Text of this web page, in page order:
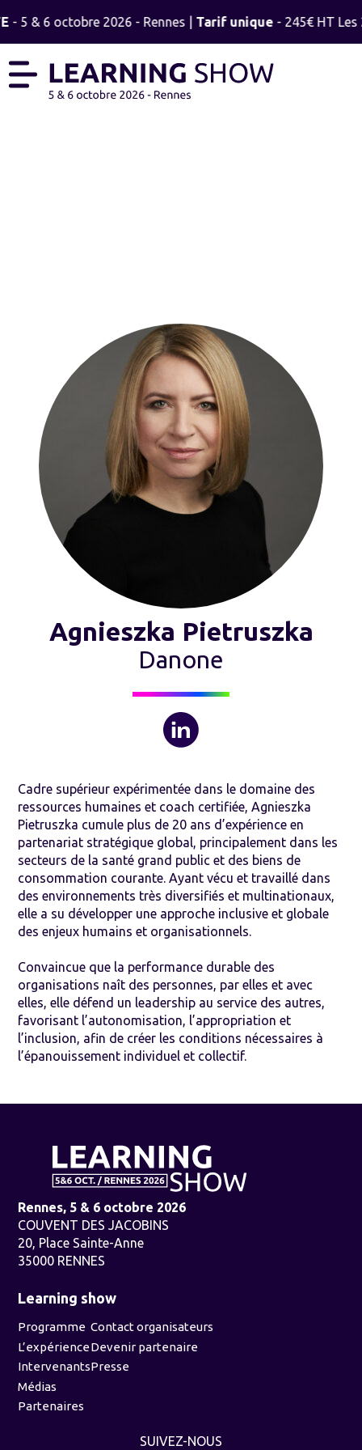
- 5 & 6 octobre 2026 - Rennes | Tarif unique- 245€ HT Les
Agnieszka Pietruszka
Danone
Cadre supérieur expérimentée dans le domaine des
ressources humaines et coach certifiée, Agnieszka
Pietruszka cumule plus de 20 ans d’expérience en
partenariat stratégique global, principalement dans les
secteurs de la santé grand public et des biens de
consommation courante. Ayant vécu et travaillé dans
des environnements très diversifiés et multinationaux,
elle a su développer une approche inclusive et globale
des enjeux humains et organisationnels.
Convaincue que la performance durable des
organisations naît des personnes, par elles et avec
elles, elle défend un leadership au service des autres,
favorisant l’autonomisation, l’appropriation et
l’inclusion, afin de créer les conditions nécessaires à
l’épanouissement individuel et collectif.
Rennes, 5 & 6 octobre 2026
COUVENT DES JACOBINS
20, Place Sainte-Anne
35000 RENNES
Learning show
Programme
L’expérience
Intervenants
Médias
Partenaires
Contact organisateurs
Devenir partenaire
Presse
SUIVEZ-NOUS